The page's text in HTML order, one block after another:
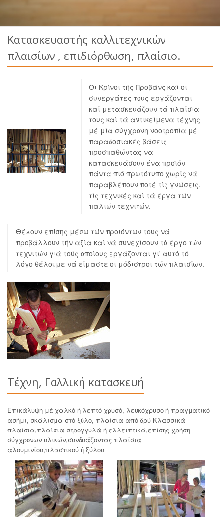
Κατασκευαστής καλλιτεχνικών
πλαισίων , επιδιόρθωση, πλαίσιο.
Οι Κρίνοι τής Προβάνς καί οι
συνεργάτες τους εργάζονται
καί μετασκευάζουν τά πλαίσια
τους καί τά αντικείμενα τέχνης
μέ μία σύγχρονη νοοτροπία μέ
παραδοσιακές βάσεις
προσπαθώντας να
κατασκευάσουν ένα προϊόν
πάντα πιό πρωτότυπο χωρίς νά
παραβλέπουν ποτέ τίς γνώσεις,
τίς τεχνικές καί τά έργα τών
παλιών τεχνιτών.
Θέλουν επίσης μέσω τών προϊόντων τους νά
προβάλλουν τήν αξία καί νά συνεχίσουν τό έργο τών
τεχνιτών γιά τούς οποίους εργάζονται γι' αυτό τό
λόγο θέλουμε νά είμαστε οι μόδιστροι τών πλαισίων.
Τέχνη, Γαλλική κατασκευή
Επικάλυψη μέ χαλκό ή λεπτό χρυσό, λευκόχρυσο ή πραγματικό
ασήμι, σκάλισμα στό ξύλο, πλαίσια από δρύ Κλασσικά
πλαίσια,πλαίσια στρογγυλά ή ελλειπτικά,επίσης χρήση
σύγχρονων υλικών,συνδυάζοντας πλαίσια
αλουμινίου,πλαστικού ή ξύλου